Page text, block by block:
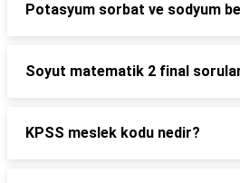
Potasyum sorbat ve sodyum
Soyut matematik 2 final
KPSS meslek kodu nedir?